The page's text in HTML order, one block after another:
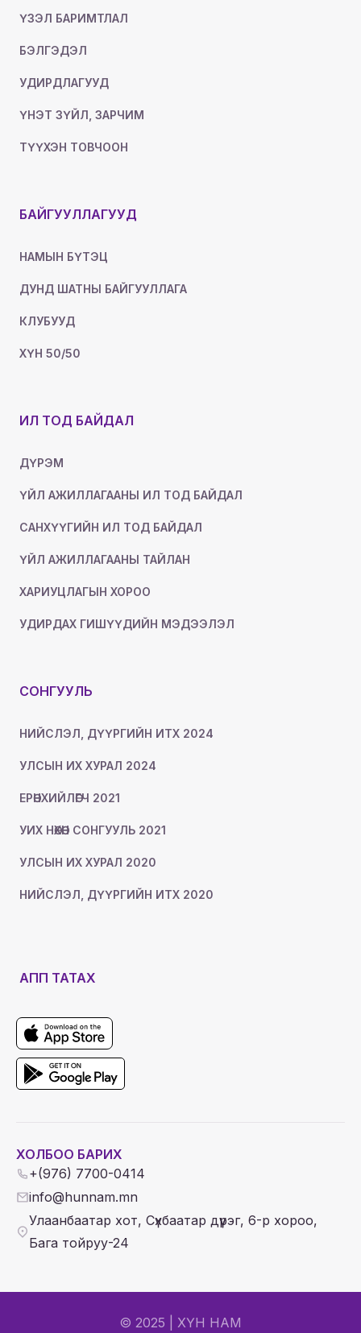
ҮЗЭЛ БАРИМТЛАЛ
БЭЛГЭДЭЛ
УДИРДЛАГУУД
ҮНЭТ ЗҮЙЛ, ЗАРЧИМ
ТҮҮХЭН ТОВЧООН
БАЙГУУЛЛАГУУД
НАМЫН БҮТЭЦ
ДУНД ШАТНЫ БАЙГУУЛЛАГА
КЛУБУУД
ХҮН 50/50
ИЛ ТОД БАЙДАЛ
ДҮРЭМ
ҮЙЛ АЖИЛЛАГААНЫ ИЛ ТОД БАЙДАЛ
САНХҮҮГИЙН ИЛ ТОД БАЙДАЛ
ҮЙЛ АЖИЛЛАГААНЫ ТАЙЛАН
ХАРИУЦЛАГЫН ХОРОО
УДИРДАХ ГИШҮҮДИЙН МЭДЭЭЛЭЛ
СОНГУУЛЬ
НИЙСЛЭЛ, ДҮҮРГИЙН ИТХ 2024
УЛСЫН ИХ ХУРАЛ 2024
ЕРӨНХИЙЛӨГЧ 2021
УИХ НӨХӨН СОНГУУЛЬ 2021
УЛСЫН ИХ ХУРАЛ 2020
НИЙСЛЭЛ, ДҮҮРГИЙН ИТХ 2020
АПП ТАТАХ
ХОЛБОО БАРИХ
+(976) 7700-0414
info@hunnam.mn
Улаанбаатар хот, Сүхбаатар дүүрэг, 6-р хороо,
Бага тойруу-24
© 2025 | ХҮН НАМ